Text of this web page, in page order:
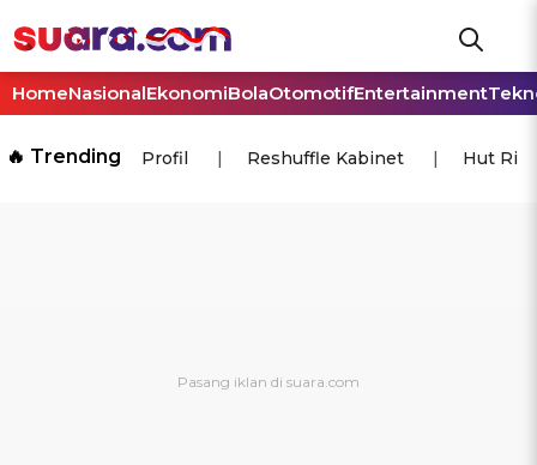
HomeNasionalEkonomiBolaOtomotifEntertainment
🔥 Trending Profil Reshuffle Kabinet Hut Ri